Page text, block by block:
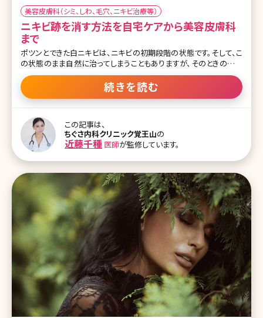
美容皮膚科（シミ、しわ、毛穴、ニキビ治療等）
ニキビ跡を消す方法を自宅ケアから美容皮膚科
まで
ポツンとできた白ニキビは、ニキビの初期段階の状態です。そして、こ
の状態のまま自然に治ってしまうこともありますが、そのときの体調
や外部からの刺激などにより、黒ニキビから赤味を帯びた赤ニキビへ
と変化し、さらにその状態を放置していると化膿した黄ニキビへと変
化します。 そして、状態が黄ニキビまで進行してしまうと皮膚を突き破
があります。 それでは、ニキビ跡を治す方法やニキビ跡はどこまで消
すことができるのかということについて、考えていくことにしましょう。
【監修医師からのワンポイント】軽度のニキビ跡であれば食生活やス
キンケア・生活習慣を見直すことで改善することがありますがなかな
か治らないニキビ跡には専門機関での治療がおすすめです。ご心配
続きを読む
この記事は、
ちぐさ内科クリニック覚王山の
近藤千種 医師が監修しています。